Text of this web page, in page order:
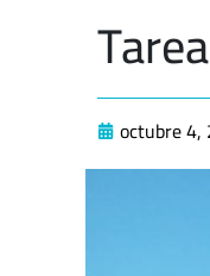
octubre 4,